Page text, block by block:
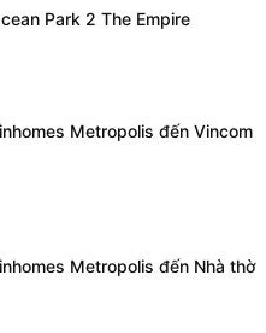
Park 2 The Empire
Metropolis đến Vincom
Metropolis đến Nhà thờ